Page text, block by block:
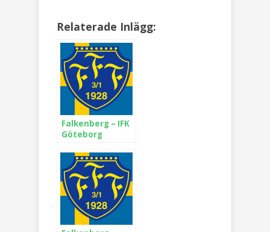
Relaterade Inlägg:
Falkenberg – IFK
Göteborg